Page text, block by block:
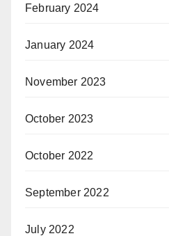
February 2024
January 2024
November 2023
October 2023
October 2022
September 2022
July 2022